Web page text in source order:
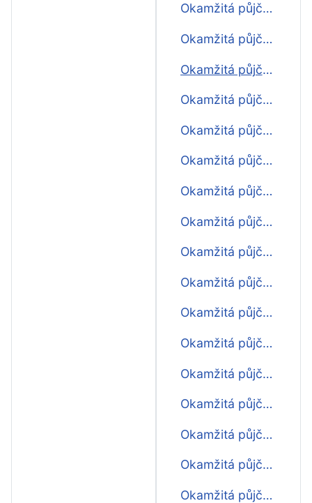
Okamžitá půjčka 5000
Okamžitá půjčka 6000
Okamžitá půjčka 7000
Okamžitá půjčka 8000
Okamžitá půjčka 9000
Okamžitá půjčka 10000
Okamžitá půjčka 11000
Okamžitá půjčka 12000
Okamžitá půjčka 13000
Okamžitá půjčka 14000
Okamžitá půjčka 15000
Okamžitá půjčka 16000
Okamžitá půjčka 17000
Okamžitá půjčka 18000
Okamžitá půjčka 19000
Okamžitá půjčka 20000
Okamžitá půjčka do 1000 Kč